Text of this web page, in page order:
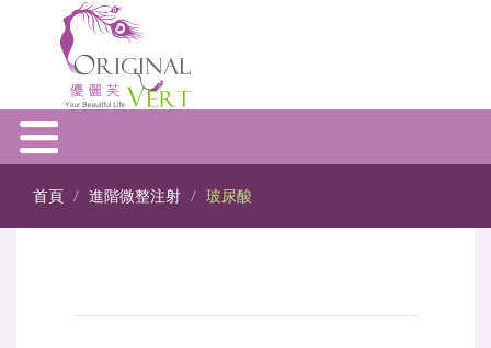
首頁 進階微整注射 玻尿酸